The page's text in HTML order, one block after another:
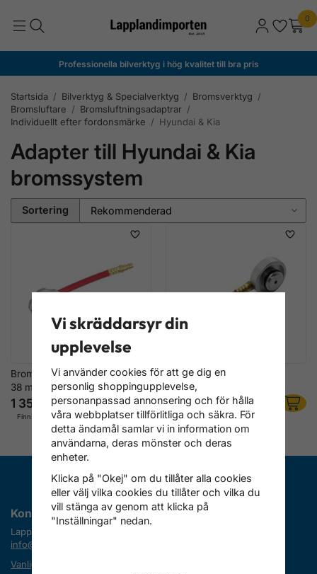
0
Professionella bilverktyg i hög kvalitet till bra pris
Startsida / Bilverktyg & Specialverktyg / Bromsverktyg /
Bromsluftare / Bromsluftningsadaptrar /
Individuellt efter fordonsmärke / Hyundai & Kia
Adapter till Hyundai & Kia
bromssystem
Sortering
Bromsluftningsadapter Ø 33–
38 mm, Bajonett
1 356 kr
Finns i lager
Bromsluftningsadapter för
Hyundai & Kia
1 116 kr
Finns i lager
Kontakta oss
Lapplandimporten
info@lapplandimporten.se
Vanliga frågor (FAQ)
Vi skräddarsyr din
upplevelse
Vi använder cookies för att ge dig en
personlig shoppingupplevelse,
personanpassad annonsering och för hålla
våra webbplatser tillförlitliga och säkra. För
detta ändamål samlar vi in information om
användarna, deras mönster och deras
enheter.
Klicka på "Okej" om du tillåter alla cookies
eller välj vilka cookies du tillåter och vilka du
vill stänga av genom att klicka på
"Inställningar" nedan.